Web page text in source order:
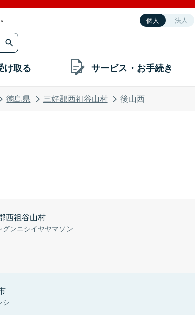
個人 法人
け取る サービス・お手続き
徳島県 三好郡西祖谷山村 後山西
西祖谷山村
グンニシイヤヤマソン
シ